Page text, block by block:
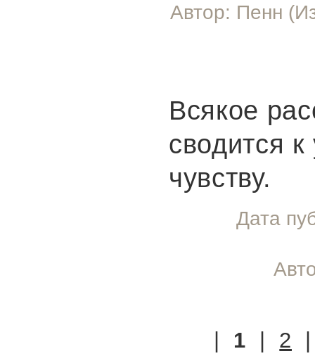
Автор: Пенн
Всякое
сводится к
чувству.
Дата
1 2